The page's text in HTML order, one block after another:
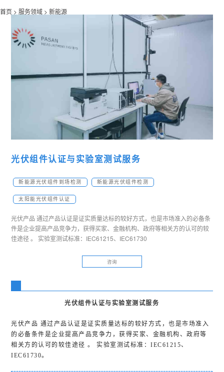
首页 > 服务领域 > 新能源
光伏组件认证与实验室测试服务
新能源光伏组件到场检测 新能源光伏组件检测
太阳能光伏组件认证
光伏产品 通过产品认证是证实质量达标的较好方式，也是市场准入的必备条
件是企业提高产品竞争力，获得买家、金融机构、政府等相关方的认可的较
佳途径 。 实验室测试标准：IEC61215、IEC61730
咨询
光伏组件认证与实验室测试服务
光伏产品 通过产品认证是证实质量达标的较好方式，也是市场准入
的必备条件是企业提高产品竞争力，获得买家、金融机构、政府等
相关方的认可的较佳途径 。 实验室测试标准：IEC61215、
IEC61730。